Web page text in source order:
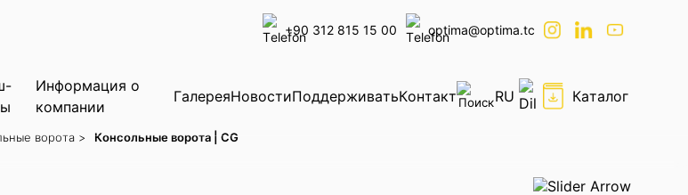
✕
+90 312 815 15 00 optima@optima.tc
Информация о
компании
ГалереяНовостиПоддерживатьКонтакт RU Каталог
ворота > Консольные ворота | CG